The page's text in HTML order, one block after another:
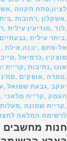
לציון,פתח תקווה
,אשקלון ,רחובות
,לוד ,מודיעין
,ביתר עילית
אל-פחם ,יבנה,אילת
מוצקין ,כרמיאל
אונו ,נתיבות
,טמרה ,אופקים
יעקב ,גבעת שמואל
העמק ,קריית מלאכי
,קריית שמונה
לרשימה המלאה לחצו
חנות מחשבים